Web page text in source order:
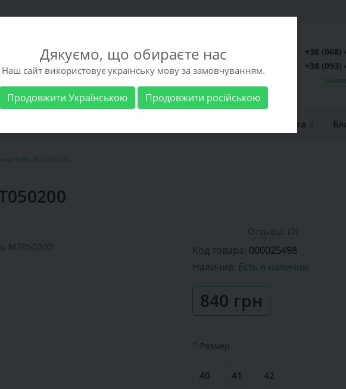
+38 (068)
+38 (093)
Доставка и оплата
Inblu MT050200
Отзывы: (0)
Код товара: 000025498
Наличие: Есть в наличии
840 грн
* Размер
40 41 42
Дякуємо, що обираєте нас
Наш сайт використовує українську мову за замовчуванням.
Продовжити Українською Продовжити російською